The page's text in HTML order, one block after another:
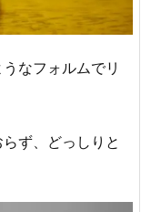
なフォルムでリ
ず、どっしりと